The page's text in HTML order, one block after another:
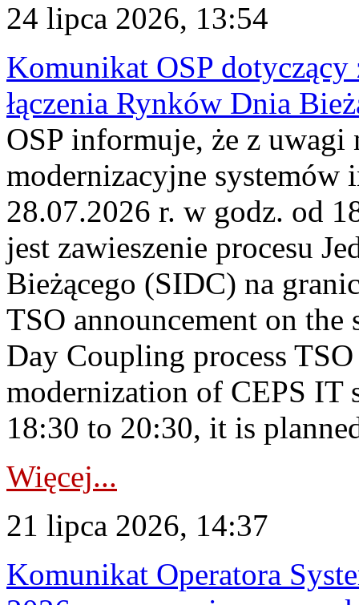
24 lipca 2026, 13:54
Komunikat OSP dotyczący
łączenia Rynków Dnia
OSP informuje, że z uwagi
modernizacyjne
28.07.2026 r. w godz. od
jest zawieszenie procesu
Bieżącego (SIDC) na
TSO announcement on
Day Coupling process
modernization of CEPS IT
18:30 to 20:30, it is
Więcej...
21 lipca 2026, 14:37
Komunikat Operatora